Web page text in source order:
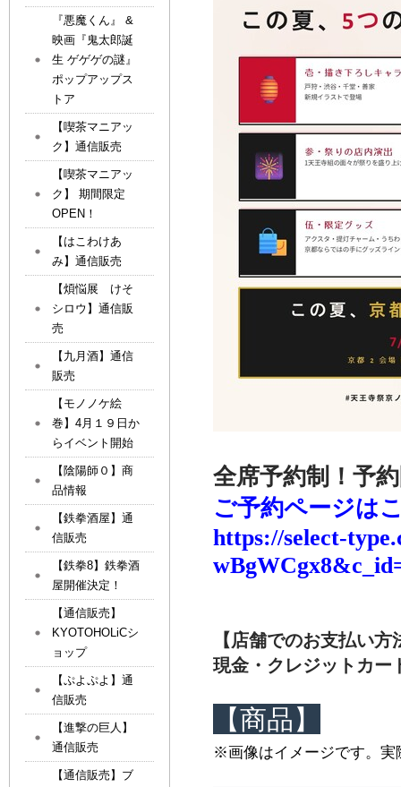
全席予約制！予
ご予約ページは
https://select-
【店舗でのお支払い方
現金・クレジットカー
【商品】
※画像はイメージです。実
『悪魔くん』 &
映画『鬼太郎誕
生 ゲゲゲの謎』
ポップアップス
トア
【喫茶マニアッ
ク】通信販売
【喫茶マニアッ
ク】 期間限定
OPEN！
【はこわけあ
み】通信販売
【煩悩展 けそ
シロウ】通信販
売
【九月酒】通信
販売
【モノノケ絵
巻】4月１９日か
らイベント開始
【陰陽師０】商
品情報
【鉄拳酒屋】通
信販売
【鉄拳8】鉄拳酒
屋開催決定！
【通信販売】
KYOTOHOLiCシ
ョップ
【ぷよぷよ】通
信販売
【進撃の巨人】
通信販売
【通信販売】ブ